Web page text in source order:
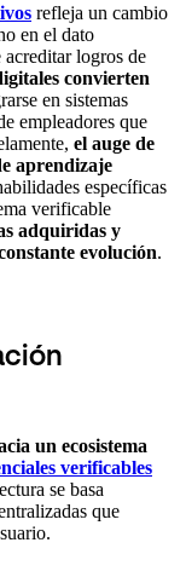
refleja un cambio
en el dato
logros de
convierten
en sistemas
empleadores que
el auge de
aprendizaje
específicas
verificable
adquiridas y
evolución.
un ecosistema
verificables
se basa
que